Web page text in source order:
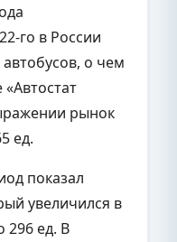
го в России
о чем
рынок
ед.
показал
увеличился в
296 ед. В